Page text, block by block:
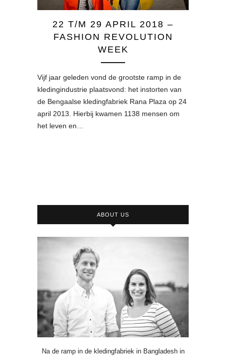
22 T/M 29 APRIL 2018 –
FASHION REVOLUTION
WEEK
Vijf jaar geleden vond de grootste ramp in de
kledingindustrie plaatsvond: het instorten van
de Bengaalse kledingfabriek Rana Plaza op 24
april 2013. Hierbij kwamen 1138 mensen om
het leven en…
ABOUT US
Na de ramp in de kledingfabriek in Bangladesh in